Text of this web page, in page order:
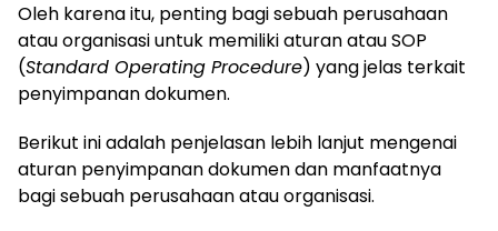
Oleh karena itu, penting bagi sebuah perusahaan
atau organisasi untuk memiliki aturan atau SOP
(Standard Operating Procedure) yang jelas terkait
penyimpanan dokumen.
Berikut ini adalah penjelasan lebih lanjut mengenai
aturan penyimpanan dokumen dan manfaatnya
bagi sebuah perusahaan atau organisasi.